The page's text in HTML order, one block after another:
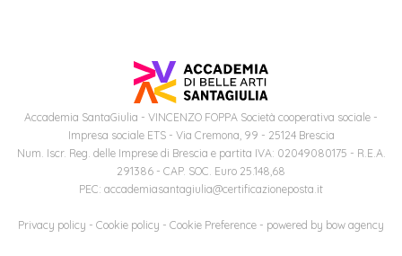
Accademia SantaGiulia - VINCENZO FOPPA Società cooperativa sociale -
Impresa sociale ETS - Via Cremona, 99 - 25124 Brescia
Num. Iscr. Reg. delle Imprese di Brescia e partita IVA: 02049080175 - R.E.A.
291386 - CAP. SOC. Euro 25.148,68
PEC: accademiasantagiulia@certificazioneposta.it
Privacy policy - Cookie policy - Cookie Preference - powered by bow agency